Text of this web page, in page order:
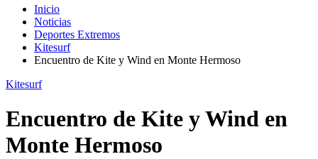
Inicio
Noticias
Deportes Extremos
Kitesurf
Encuentro de Kite y Wind en Monte Hermoso
Kitesurf
Encuentro de Kite y Wind en
Monte Hermoso